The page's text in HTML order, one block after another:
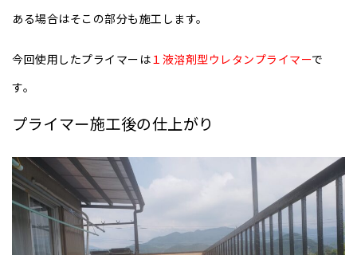
ある場合はそこの部分も施工します。
今回使用したプライマーは １液溶剤型ウレタンプライマーで
す。
プライマー施工後の仕上がり